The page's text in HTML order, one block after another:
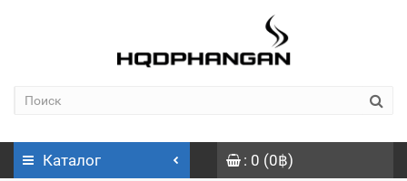
Каталог : 0 (0฿)